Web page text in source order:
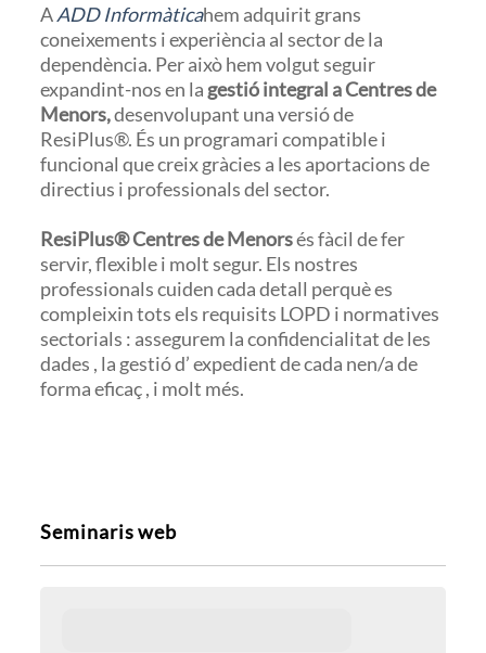
AADD Informàticahem adquirit grans
coneixements i experiència al sector de la
dependència. Per això hem volgut seguir
expandint-nos en la gestió integral a Centres de
Menors,desenvolupant una versió de
ResiPlus®. És un programari compatible i
funcional que creix gràcies a les aportacions de
directius i professionals del sector.
ResiPlus® Centres de Menorsés fàcil de fer
servir, flexible i molt segur. Els nostres
professionals cuiden cada detall perquè es
compleixin tots els requisits LOPD i normatives
sectorials : assegurem la confidencialitat de les
dades , la gestió d’ expedient de cada nen/a de
forma eficaç , i molt més.
Seminaris web